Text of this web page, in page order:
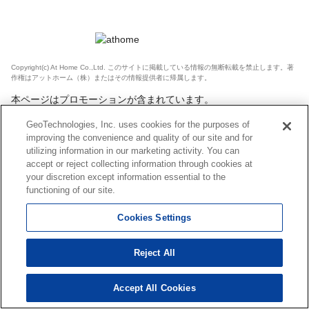
Copyright(c) At Home Co.,Ltd. このサイトに掲載している情報の無断転載を禁止します。著
作権はアットホーム（株）またはその情報提供者に帰属します。
本ページはプロモーションが含まれています。
GeoTechnologies, Inc. uses cookies for the purposes of
improving the convenience and quality of our site and for
utilizing information in our marketing activity. You can
accept or reject collecting information through cookies at
your discretion except information essential to the
functioning of our site.
Cookies Settings
Reject All
Accept All Cookies